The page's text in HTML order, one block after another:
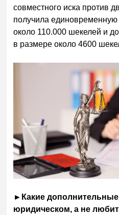
совместного иска против
получила
около 110.000 шекелей и
в размере около 4600
► Какие
юридическом, а не